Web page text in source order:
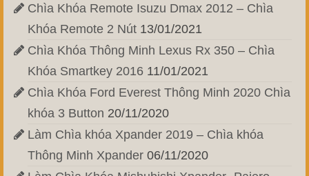
Chìa Khóa Remote Isuzu Dmax 2012 – Chìa
Khóa Remote 2 Nút 13/01/2021
Chìa Khóa Thông Minh Lexus Rx 350 – Chìa
Khóa Smartkey 2016 11/01/2021
Chìa Khóa Ford Everest Thông Minh 2020 Chìa
khóa 3 Button 20/11/2020
Làm Chìa khóa Xpander 2019 – Chìa khóa
Thông Minh Xpander 06/11/2020